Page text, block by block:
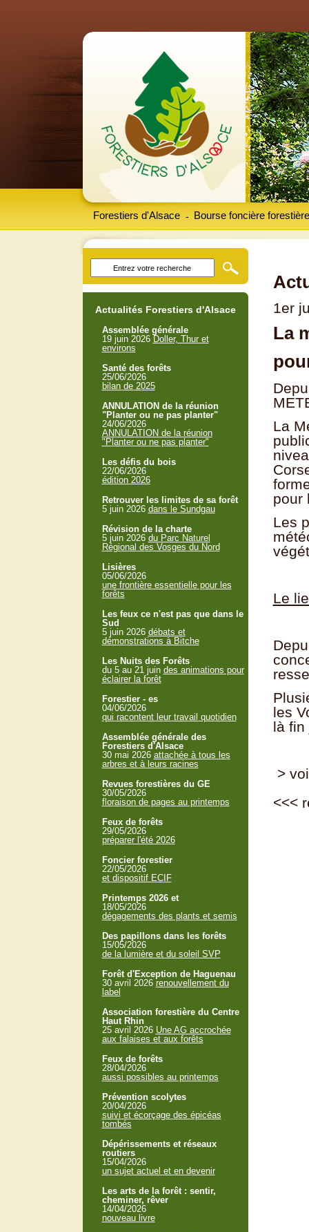
Forestiers d'Alsace Bourse foncière forestière
-
1er
La
La
pour
Les
Le
les
là fin
>
<<<
Actualités Forestiers d'Alsace
Assemblée générale
19 juin 2026 Doller, Thur et
environs
Santé des forêts
25/06/2026
bilan de 2025
ANNULATION de la réunion
"Planter ou ne pas planter"
24/06/2026
ANNULATION de la réunion
"Planter ou ne pas planter"
Les défis du bois
22/06/2026
édition 2026
Retrouver les limites de sa forêt
5 juin 2026 dans le Sundgau
Révision de la charte
5 juin 2026 du Parc Naturel
Régional des Vosges du Nord
Lisières
05/06/2026
une frontière essentielle pour les
forêts
Les feux ce n'est pas que dans le
Sud
5 juin 2026 débats et
démonstrations à Bitche
Les Nuits des Forêts
du 5 au 21 juin des animations pour
éclairer la forêt
Forestier - es
04/06/2026
qui racontent leur travail quotidien
Assemblée générale des
Forestiers d'Alsace
30 mai 2026 attachée à tous les
arbres et à leurs racines
Revues forestières du GE
30/05/2026
floraison de pages au printemps
Feux de forêts
29/05/2026
préparer l'été 2026
Foncier forestier
22/05/2026
et dispositif ECIF
Printemps 2026 et
18/05/2026
dégagements des plants et semis
Des papillons dans les forêts
15/05/2026
de la lumière et du soleil SVP
Forêt d'Exception de Haguenau
30 avril 2026 renouvellement du
label
Association forestière du Centre
Haut Rhin
25 avril 2026 Une AG accrochée
aux falaises et aux forêts
Feux de forêts
28/04/2026
aussi possibles au printemps
Prévention scolytes
20/04/2026
suivi et écorçage des épicéas
tombés
Dépérissements et réseaux
routiers
15/04/2026
un sujet actuel et en devenir
Les arts de la forêt : sentir,
cheminer, rêver
14/04/2026
nouveau livre